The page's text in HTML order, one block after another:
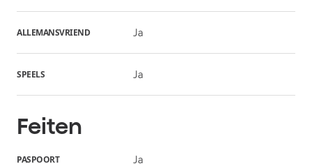
ALLEMANSVRIEND Ja
SPEELS Ja
Feiten
PASPOORT Ja